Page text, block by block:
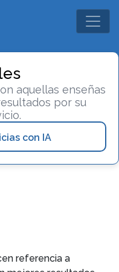
aquellas enseñas
por su
con IA
referencia a